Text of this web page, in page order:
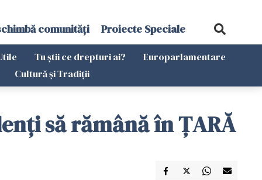
comunități Proiecte Speciale
Tu știi ce drepturi ai?
Europarlamentare
Cultură și Tradiții
să rămână în ȚARĂ